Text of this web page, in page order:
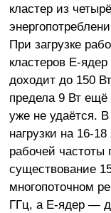
кластер из
При загрузке
кластеров E-
доходит до 150
предела 9 Вт
уже не удаётся. В
нагрузки на 16-
рабочей
существование
многопоточном
ГГц, а E-ядер —